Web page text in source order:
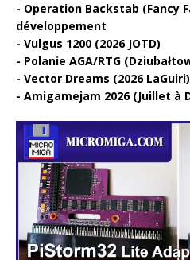
Operation Backstab (Fancy
développement
Vulgus 1200 (2026 JOTD)
Polanie AGA/RTG
Vector Dreams (2026
Amigamejam 2026 (Juillet à